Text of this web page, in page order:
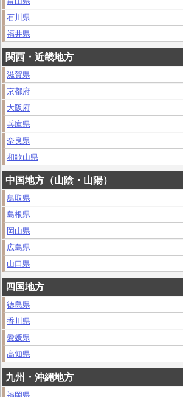
石川県
福井県
関西・近畿地方
滋賀県
京都府
大阪府
兵庫県
奈良県
和歌山県
中国地方（山陰・山陽）
鳥取県
島根県
岡山県
広島県
山口県
四国地方
徳島県
香川県
愛媛県
高知県
九州・沖縄地方
福岡県